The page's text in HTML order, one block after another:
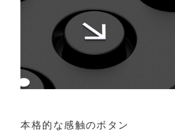
本格的な感触のボタン